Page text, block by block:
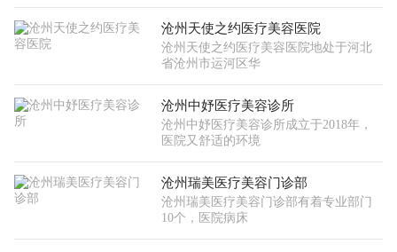
沧州天使之约医疗美容医院
沧州天使之约医疗美容医院地处于河北
省沧州市运河区华
沧州中妤医疗美容诊所
沧州中妤医疗美容诊所成立于2018年，
医院又舒适的环境
沧州瑞美医疗美容门诊部
沧州瑞美医疗美容门诊部有着专业部门
10个，医院病床